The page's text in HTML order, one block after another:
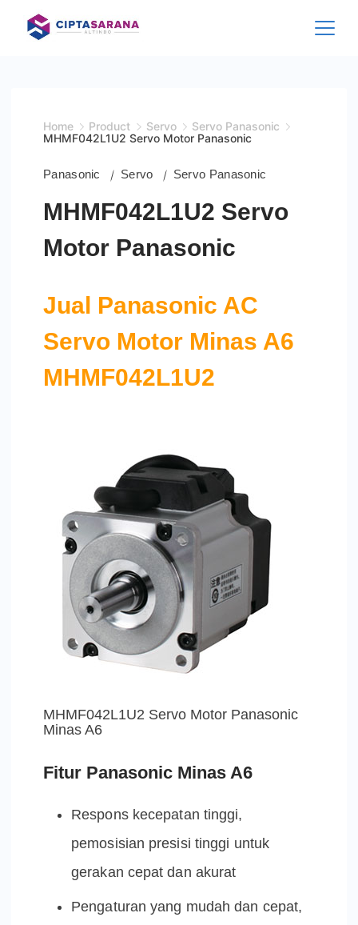
content
Home Product Servo
Servo Panasonic
MHMF042L1U2 Servo Motor Panasonic
Panasonic Servo Servo Panasonic
MHMF042L1U2 Servo
Motor Panasonic
Jual Panasonic AC
Servo Motor Minas A6
MHMF042L1U2
MHMF042L1U2 Servo Motor Panasonic
Minas A6
Fitur Panasonic Minas A6
Respons kecepatan tinggi,
pemosisian presisi tinggi untuk
gerakan cepat dan akurat
Pengaturan yang mudah dan cepat,